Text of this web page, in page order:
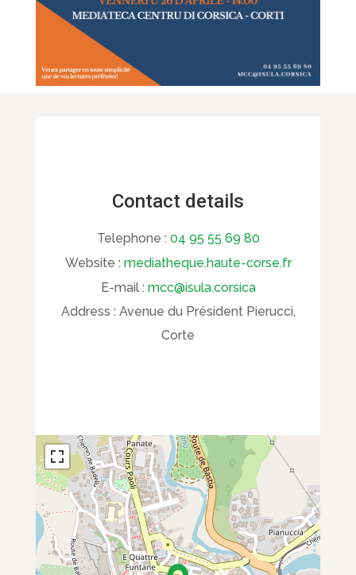
Contact details
Telephone : 04 95 55 69 80
Website : mediatheque.haute-corse.fr
E-mail : mcc@isula.corsica
Address : Avenue du Président Pierucci,
Corte